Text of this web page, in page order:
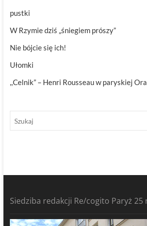
pustki
W Rzymie dziś „śniegiem prószy”
Nie bójcie się ich!
Ułomki
,,Celnik” – Henri Rousseau w paryskiej
Siedziba redakcji Re/cogito Paryż 25